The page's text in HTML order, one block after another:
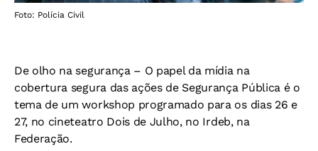
Foto: Polícia Civil
De olho na segurança – O papel da mídia na
cobertura segura das ações de Segurança Pública é o
tema de um workshop programado para os dias 26 e
27, no cineteatro Dois de Julho, no Irdeb, na
Federação.